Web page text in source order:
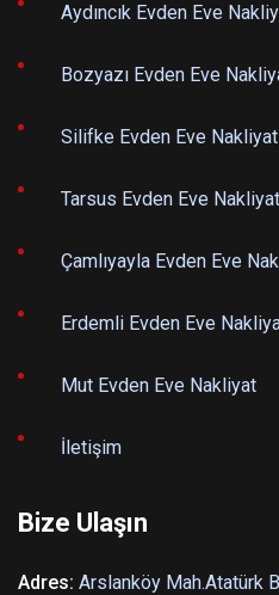
Aydıncık Evden Eve
Bozyazı Evden Eve
Silifke Evden Eve Nakliyat
Tarsus Evden Eve Nakliyat
Çamlıyayla Evden Eve
Erdemli Evden Eve
Mut Evden Eve Nakliyat
İletişim
Bize Ulaşın
Adres: Arslanköy Mah.Atatürk